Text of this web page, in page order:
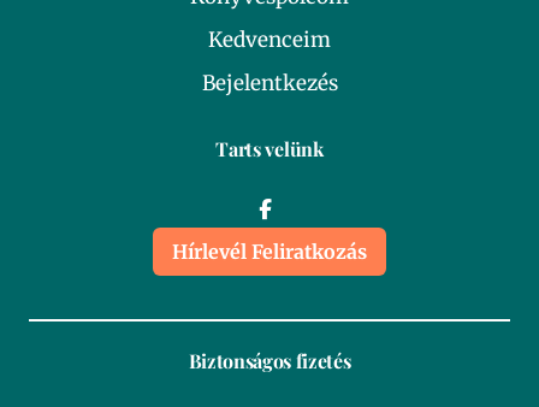
Kedvenceim
Bejelentkezés
Tarts velünk
Hírlevél Feliratkozás
Biztonságos fizetés